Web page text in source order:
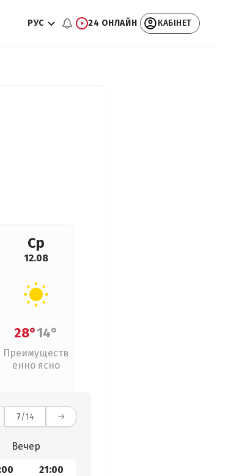
РУС 24 ОНЛАЙН КАБІНЕТ
Ср
12.08
28°14°
Преимуществ
енно ясно
7/14
Вечер
21:00